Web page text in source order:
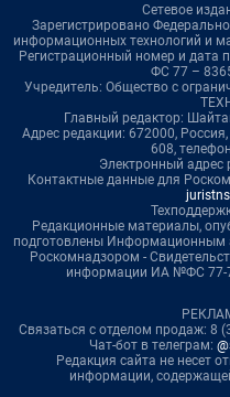
Сетевое
Зарегистрировано
информационных технологий и
Регистрационный номер и дата
ФС 77 –
Учредитель: Общество с
Главный редактор:
Адрес редакции: 672000,
608,
Электронный адрес
Контактные данные для
Редакционные материалы,
подготовлены Информационным
Роскомнадзором -
информации ИА №ФС 77-
Связаться с отделом продаж: 8
Чат-бот в телеграм:
Редакция сайта не несет
информации,